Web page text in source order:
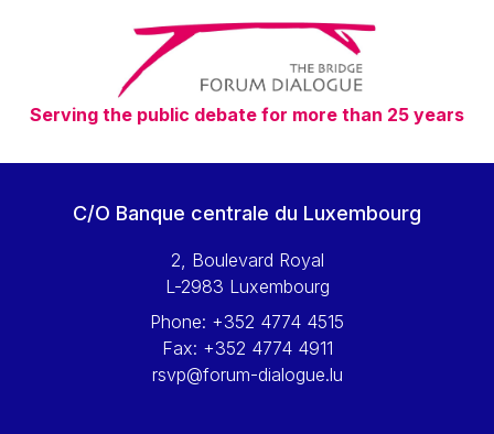
Vaclav Klaus
Vassilios Skouris
Vítor Manuel da Silva Caldeira
Viviane Reding
Walter Hagg
Wolfgang Ketterle
Yossi Beillin
Yves FRANCHET
Serving the public debate for more than 25 years
C/O Banque centrale du Luxembourg
2, Boulevard Royal
L-2983 Luxembourg
Phone: +352 4774 4515
Fax: +352 4774 4911
rsvp@forum-dialogue.lu